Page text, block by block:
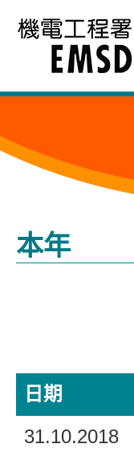
跳
内
的
始
本年
日期
31.10.2018